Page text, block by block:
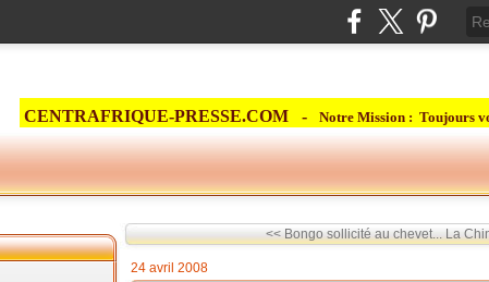
CENTRAFRIQUE-PRESSE.COM - Notre Mission : Toujours
<< Bongo sollicité au chevet... La
24 avril 2008